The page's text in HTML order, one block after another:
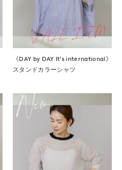
《DAY by DAY It's international》
スタンドカラーシャツ